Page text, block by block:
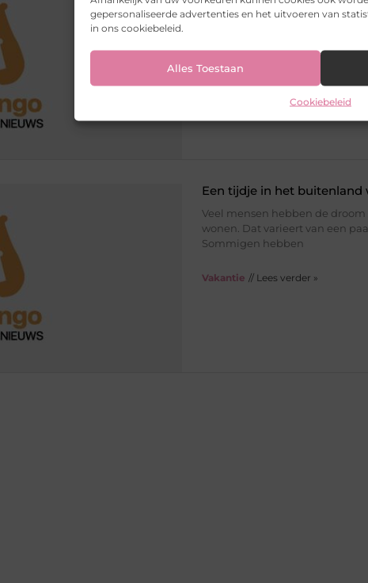
gepersonaliseerde advertenties en het uitvoeren van
in ons cookiebeleid.
Alles Toestaan
Cookiebeleid
Pisa is een legendarische plek:
Een tijdje in het buitenland
Veel mensen hebben de
wonen. Dat varieert van een
Sommigen hebben
Vakantie // Lees verder »